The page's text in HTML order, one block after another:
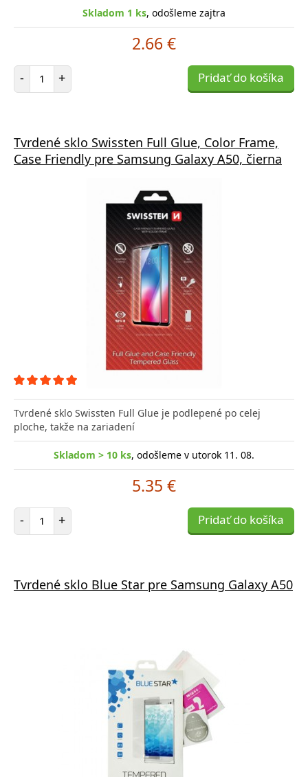
Skladom 1 ks, odošleme zajtra
2.66 €
- Počet položiek
+ Pridať do košíka
Tvrdené sklo Swissten Full Glue, Color Frame,
Case Friendly pre Samsung Galaxy A50, čierna
Tvrdené sklo Swissten Full Glue je podlepené po celej
ploche, takže na zariadení
Skladom > 10 ks, odošleme v utorok 11. 08.
5.35 €
- Počet položiek
+ Pridať do košíka
Tvrdené sklo Blue Star pre Samsung Galaxy A50